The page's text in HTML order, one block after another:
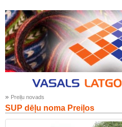
» Preiļu novads
SUP dēļu noma Preiļos